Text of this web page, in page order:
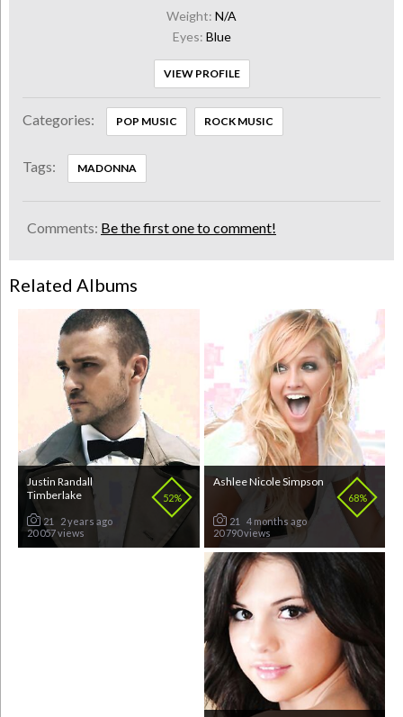
Weight: N/A
Eyes: Blue
VIEW PROFILE
Categories: POP MUSIC ROCK MUSIC
Tags: MADONNA
Comments: Be the first one to comment!
Related Albums
52%
Justin Randall
Timberlake
21
2 years ago
20 057 views
68%
Ashlee Nicole Simpson
21
4 months ago
20 790 views